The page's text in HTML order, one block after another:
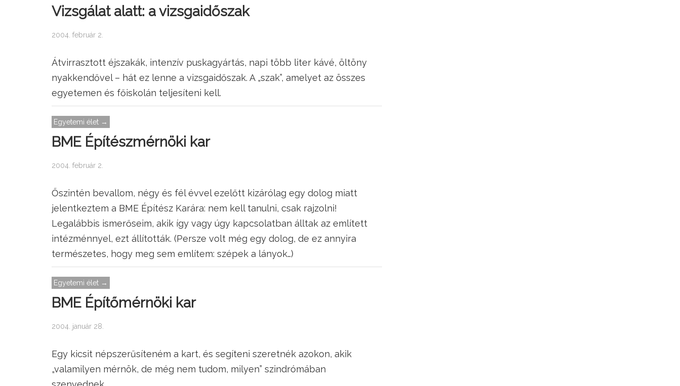
Vizsgálat alatt: a vizsgaidőszak
2004. február 2.
Átvirrasztott éjszakák, intenzív puskagyártás, napi több liter kávé, öltöny
nyakkendővel – hát ez lenne a vizsgaidőszak. A „szak”, amelyet az összes
egyetemen és főiskolán teljesíteni kell.
Egyetemi élet →
BME Építészmérnöki kar
2004. február 2.
Őszintén bevallom, négy és fél évvel ezelőtt kizárólag egy dolog miatt
jelentkeztem a BME Építész Karára: nem kell tanulni, csak rajzolni!
Legalábbis ismerőseim, akik így vagy úgy kapcsolatban álltak az említett
intézménnyel, ezt állították. (Persze volt még egy dolog, de ez annyira
természetes, hogy meg sem említem: szépek a lányok…)
Egyetemi élet →
BME Építőmérnöki kar
2004. január 28.
Egy kicsit népszerűsíteném a kart, és segíteni szeretnék azokon, akik
„valamilyen mérnök, de még nem tudom, milyen” szindrómában